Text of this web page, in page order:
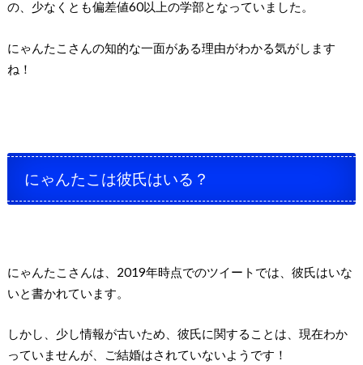
の、少なくとも偏差値60以上の学部となっていました。
にゃんたこさんの知的な一面がある理由がわかる気がします
ね！
にゃんたこは彼氏はいる？
にゃんたこさんは、2019年時点でのツイートでは、彼氏はいな
いと書かれています。
しかし、少し情報が古いため、彼氏に関することは、現在わか
っていませんが、ご結婚はされていないようです！